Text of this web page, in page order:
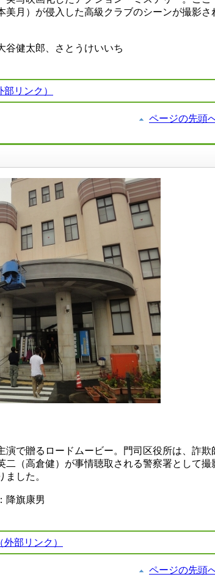
月）が侵入した高級クラブのシーンが撮影さ
谷健太郎、さとうけいいち
リンク）
ページの先頭
演で贈るロードムービー。門司区役所は、詐欺
（高倉健）が事情聴取される警察署として撮
した。
降旗康男
部リンク）
ページの先頭